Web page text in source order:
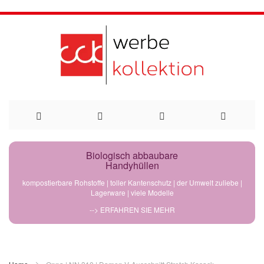
Direkt
Biologisch abbaubare
Handyhüllen
kompostierbare Rohstoffe | toller Kantenschutz | der Umwelt zuliebe |
Lagerware | viele Modelle
--> ERFAHREN SIE MEHR